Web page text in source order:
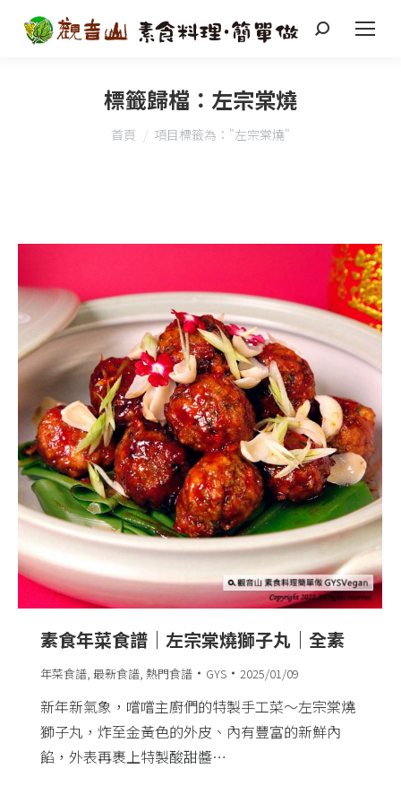
搜
標籤歸檔： 左宗棠燒
您在這裡：
首頁 項目標籤為："左宗棠燒"
素食年菜食譜｜左宗棠燒獅子丸｜全素
年菜食譜 最新食譜 熱門食譜 GYS 2025/01/09
新年新氣象，嚐嚐主廚們的特製手工菜～左宗棠燒
獅子丸，炸至金黃色的外皮、內有豐富的新鮮內
餡，外表再裹上特製酸甜醬…